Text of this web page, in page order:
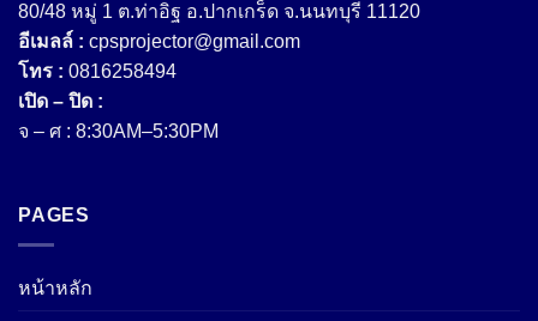
80/48 หมู่ 1 ต.ท่าอิฐ อ.ปากเกร็ด จ.นนทบุรี 11120
อีเมลล์ : cpsprojector@gmail.com
โทร : 0816258494
เปิด – ปิด :
จ – ศ : 8:30AM–5:30PM
PAGES
หน้าหลัก